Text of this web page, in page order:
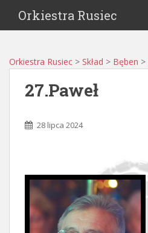
Orkiestra Rusiec
Orkiestra Rusiec > Skład > Bęben >
27.Paweł
28 lipca 2024